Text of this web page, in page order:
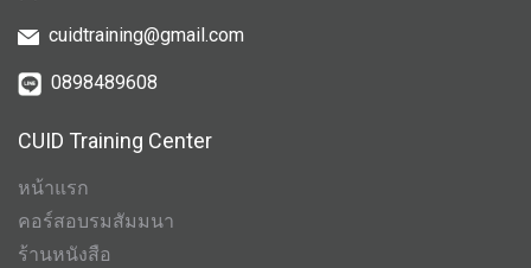
cuidtraining@gmail.com
0898489608
CUID Training Center
หน้าแรก
คอร์สอบรมสัมมนา
ร้านหนังสือ